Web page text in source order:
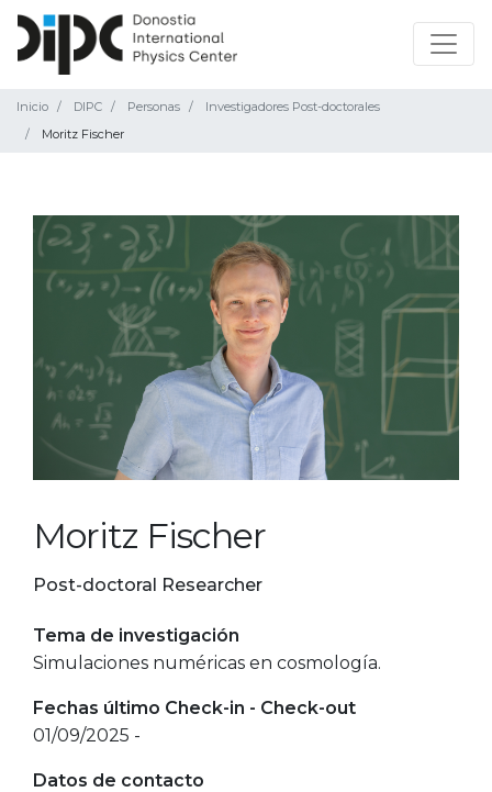
Inicio DIPC Personas
Investigadores Post-doctorales
Moritz Fischer
Moritz Fischer
Post-doctoral Researcher
Tema de investigación
Simulaciones numéricas en cosmología.
Fechas último Check-in - Check-out
01/09/2025 -
Datos de contacto